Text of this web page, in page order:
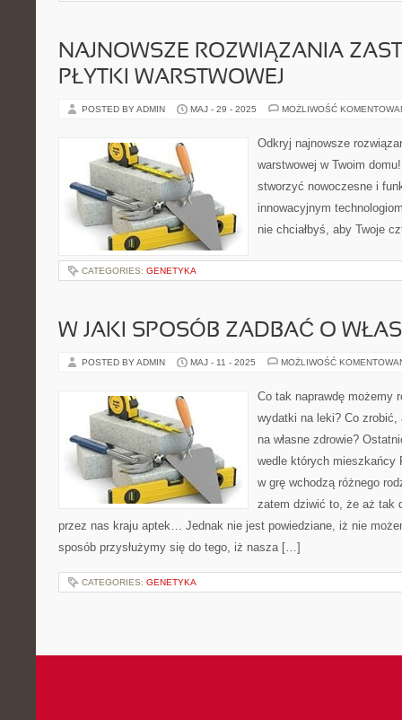
NAJNOWSZE ROZWIĄZANIA
PŁYTKI WARSTWOWEJ
POSTED BY ADMIN MAJ - 29 - 2025 MOŻLIWOŚĆ
Odkryj najnowsze
warstwowej w Twoim
stworzyć nowoczesne i
innowacyjnym
nie chciałbyś, aby Twoje
CATEGORIES: GENETYKA
W JAKI SPOSÓB ZADBAĆ O
POSTED BY ADMIN MAJ - 11 - 2025 MOŻLIWOŚĆ
Co tak naprawdę możemy
wydatki na leki? Co
na własne zdrowie?
wedle których mieszkańcy
w grę wchodzą różnego
zatem dziwić to, że aż tak
przez nas kraju aptek… Jednak nie jest powiedziane, iż nie
sposób przysłużymy się do tego, iż nasza […]
CATEGORIES: GENETYKA